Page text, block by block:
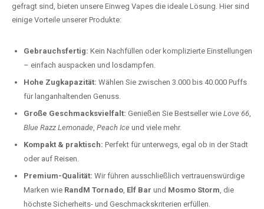
gefragt sind, bieten unsere Einweg Vapes die ideale Lösung. Hier sind
einige Vorteile unserer Produkte:
Gebrauchsfertig: Kein Nachfüllen oder komplizierte Einstellungen
– einfach auspacken und losdampfen.
Hohe Zugkapazität: Wählen Sie zwischen 3.000 bis 40.000 Puffs
für langanhaltenden Genuss.
Große Geschmacksvielfalt: Genießen Sie Bestseller wie Love 66,
Blue Razz Lemonade, Peach Ice und viele mehr.
Kompakt & praktisch: Perfekt für unterwegs, egal ob in der Stadt
oder auf Reisen.
Premium-Qualität: Wir führen ausschließlich vertrauenswürdige
Marken wie RandM Tornado, Elf Bar und Mosmo Storm, die
höchste Sicherheits- und Geschmackskriterien erfüllen.